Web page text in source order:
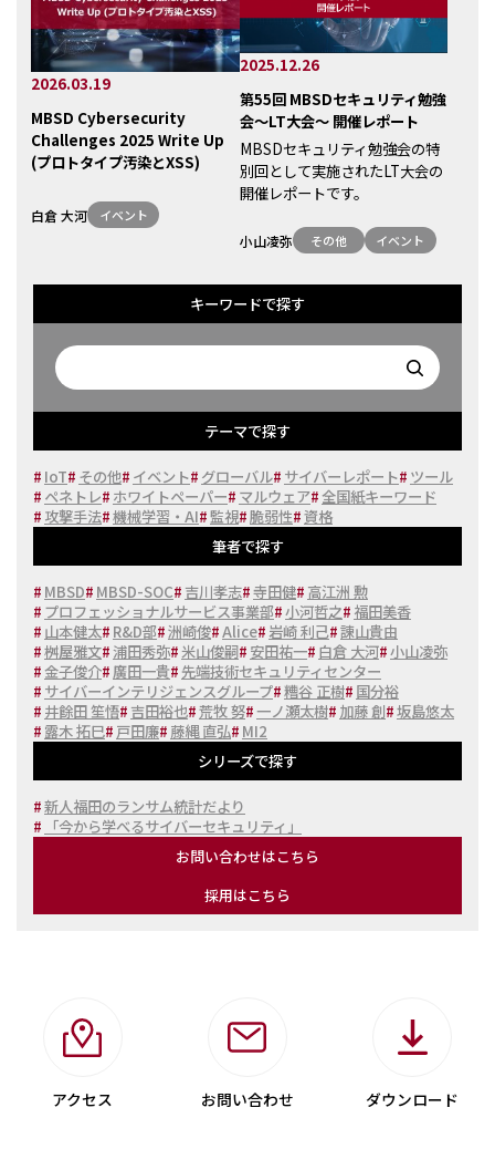
2026.03.19
MBSD Cybersecurity
Challenges 2025 Write Up
(プロトタイプ汚染とXSS)
白倉 大河 イベント
2025.12.26
第55回 MBSDセキュリティ勉強
会～LT大会～ 開催レポート
MBSDセキュリティ勉強会の特
別回として実施されたLT大会の
開催レポートです。
小山凌弥 その他 イベント
キーワードで探す
テーマで探す
# IoT# その他# イベント# グローバル# サイバーレポート# ツール
# ペネトレ# ホワイトペーパー# マルウェア#全国紙キーワード
# 攻撃手法#機械学習・AI#監視#脆弱性#資格
筆者で探す
# MBSD# MBSD-SOC# 吉川孝志#寺田健# 高江洲 勲
# プロフェッショナルサービス事業部#小河哲之# 福田美香
# 山本健太# R&D部#洲崎俊#Alice# 岩崎 利己#諌山貴由
#桝屋雅文#浦田秀弥#米山俊嗣# 安田祐一# 白倉 大河#小山凌弥
#金子俊介#廣田一貴# 先端技術セキュリティセンター
# サイバーインテリジェンスグループ#糟谷 正樹# 国分裕
# 井餘田 笙悟# 吉田裕也#荒牧 努#一ノ瀬太樹# 加藤 創#坂島悠太
# 露木 拓巳# 戸田廉# 藤縄 直弘# MI2
シリーズで探す
#新人福田のランサム統計だより
#
「今から学べるサイバーセキュリティ」
お問い合わせはこちら
採用はこちら
アクセス お問い合わせ ダウンロード